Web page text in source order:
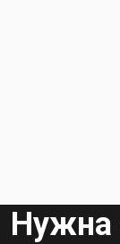
Нужна